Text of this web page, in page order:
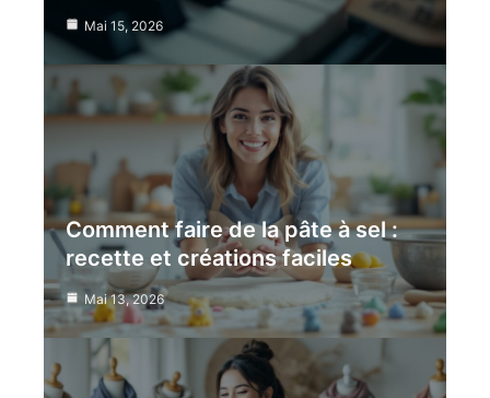
Mai 15, 2026
Comment faire de la pâte à sel :
recette et créations faciles
Mai 13, 2026